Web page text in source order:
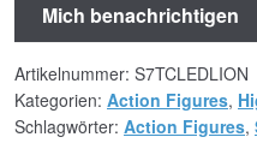
Mich benachrichtigen
Artikelnummer: S7TCLEDLION
Kategorien: Action Figures,
Schlagwörter: Action Figures,